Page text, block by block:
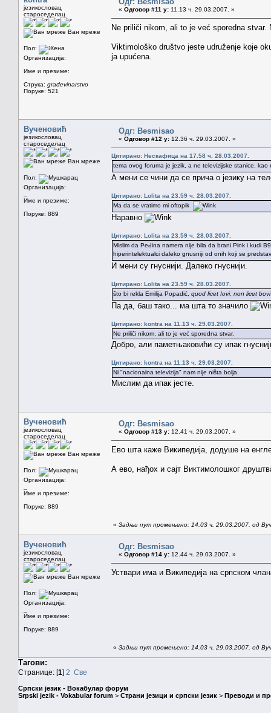
језикословац
староседелац
Ван мреже
Пол:
Организација:
Име и презиме:
Струка: građevinarstvo
Поруке: 521
« Одговор #11 у: 11.13 ч. 29.03.2007. »
Ne priliči nikom, ali to je već sporedna
Viktimološko društvo jeste udruženje koje
ja upućena.
Вученовић
језикословац
староседелац
Ван мреже
Пол:
Организација:
Име и презиме:
Поруке: 889
Одг: Besmisao
« Одговор #12 у: 12.36 ч. 29.03.2007. »
Цитирано: Нескафица на 17.58 ч. 28.03.2007.
tema ovog foruma je jezik, a ne televizijske stanice,
А мени се чини да се прича о језику на
Цитирано: Lolita на 23.59 ч. 28.03.2007.
Ma da se vratimo mi oftopik
Наравно
Цитирано: Lolita на 23.59 ч. 28.03.2007.
Mislim da Peđina namera nije bila da brani Pink i kudi
hiperintelektualci daleko gnusniji od onih koji se
И мени су гнуснији. Далеко гнуснији.
Цитирано: Lolita на 23.59 ч. 28.03.2007.
što bi rekla Emilija Popadić, quod licet Iovi, non licet bovi
Па да, баш тако... ма шта то значило
Цитирано: kontra на 11.13 ч. 29.03.2007.
Ne priliči nikom, ali to je već sporedna stvar.
Добро, али паметњаковићи су ипак
Цитирано: kontra на 11.13 ч. 29.03.2007.
Ni "nacionalna televizija" nam nije ništa bolja.
Мислим да ипак јесте.
Вученовић
језикословац
староседелац
Ван мреже
Пол:
Организација:
Име и презиме:
Поруке: 889
Одг: Besmisao
« Одговор #13 у: 12.41 ч. 29.03.2007. »
Ево шта каже Википедија, додуше на
А ево, нађох и сајт Виктимолошког
« Задњи пут промењено: 14.03 ч. 29.03.2007. од
Вученовић
језикословац
староседелац
Ван мреже
Пол:
Организација:
Име и презиме:
Поруке: 889
Одг: Besmisao
« Одговор #14 у: 12.44 ч. 29.03.2007. »
Уствари има и Википедија на српском
« Задњи пут промењено: 14.03 ч. 29.03.2007. од
Тагови:
Странице: [1] 2 Све
Српски језик - Вокабулар форум
Srpski jezik - Vokabular forum > Страни језици и српски језик > Преводи и